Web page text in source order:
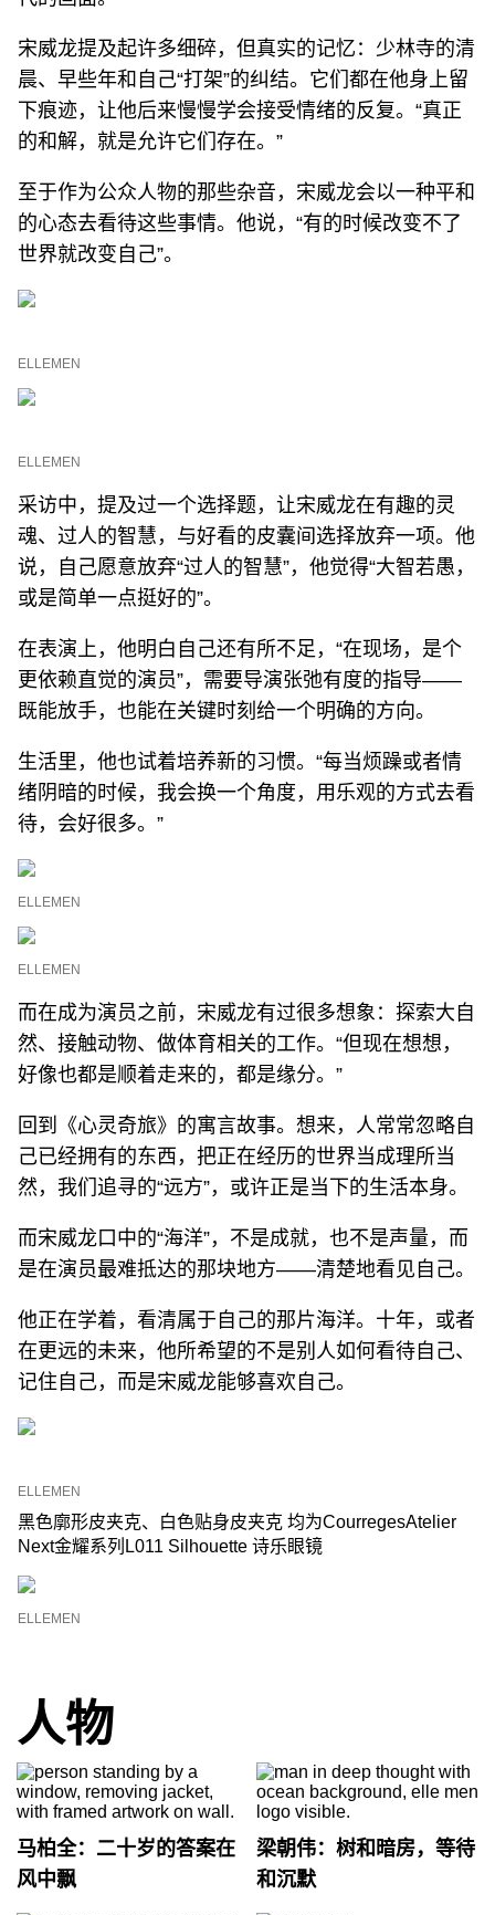
宋威龙提及起许多细碎，但真实的记忆：少林寺的清
晨、早些年和自己“打架”的纠结。它们都在他身上留
下痕迹，让他后来慢慢学会接受情绪的反复。“真正
的和解，就是允许它们存在。”
至于作为公众人物的那些杂音，宋威龙会以一种平和
的心态去看待这些事情。他说，“有的时候改变不了
世界就改变自己”。
ELLEMEN
ELLEMEN
采访中，提及过一个选择题，让宋威龙在有趣的灵
魂、过人的智慧，与好看的皮囊间选择放弃一项。他
说，自己愿意放弃“过人的智慧”，他觉得“大智若愚，
或是简单一点挺好的”。
在表演上，他明白自己还有所不足，“在现场，是个
更依赖直觉的演员”，需要导演张弛有度的指导——
既能放手，也能在关键时刻给一个明确的方向。
生活里，他也试着培养新的习惯。“每当烦躁或者情
绪阴暗的时候，我会换一个角度，用乐观的方式去看
待，会好很多。”
ELLEMEN
ELLEMEN
而在成为演员之前，宋威龙有过很多想象：探索大自
然、接触动物、做体育相关的工作。“但现在想想，
好像也都是顺着走来的，都是缘分。”
回到《心灵奇旅》的寓言故事。想来，人常常忽略自
己已经拥有的东西，把正在经历的世界当成理所当
然，我们追寻的“远方”，或许正是当下的生活本身。
而宋威龙口中的“海洋”，不是成就，也不是声量，而
是在演员最难抵达的那块地方——清楚地看见自己。
他正在学着，看清属于自己的那片海洋。十年，或者
在更远的未来，他所希望的不是别人如何看待自己、
记住自己，而是宋威龙能够喜欢自己。
ELLEMEN
黑色廓形皮夹克、白色贴身皮夹克 均为CourregesAtelier
Next金耀系列L011 Silhouette 诗乐眼镜
ELLEMEN
人物
马柏全：二十岁的答案在
风中飘
梁朝伟：树和暗房，等待
和沉默